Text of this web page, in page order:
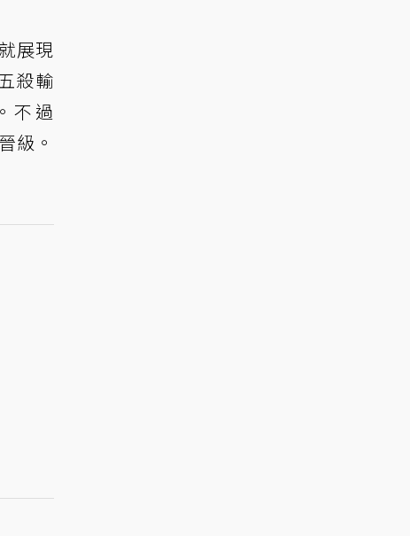
展現
殺輸
不過
級。